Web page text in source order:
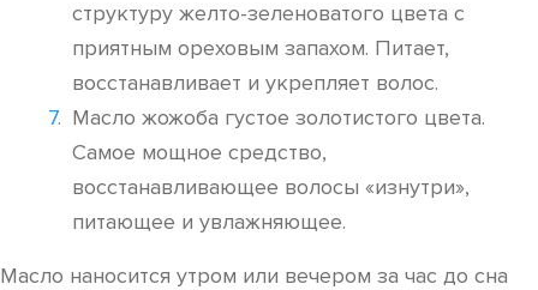
структуру желто-зеленоватого цвета с
приятным ореховым запахом. Питает,
восстанавливает и укрепляет волос.
Масло жожоба густое золотистого цвета.
Самое мощное средство,
восстанавливающее волосы «изнутри»,
питающее и увлажняющее.
Масло наносится утром или вечером за час до сна